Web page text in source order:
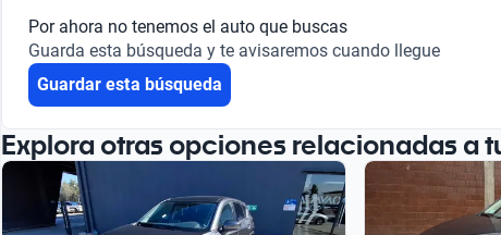
Por ahora no tenemos el auto que buscas
Guarda esta búsqueda y te avisaremos cuando llegue
Guardar esta búsqueda
Explora otras opciones relacionadas a